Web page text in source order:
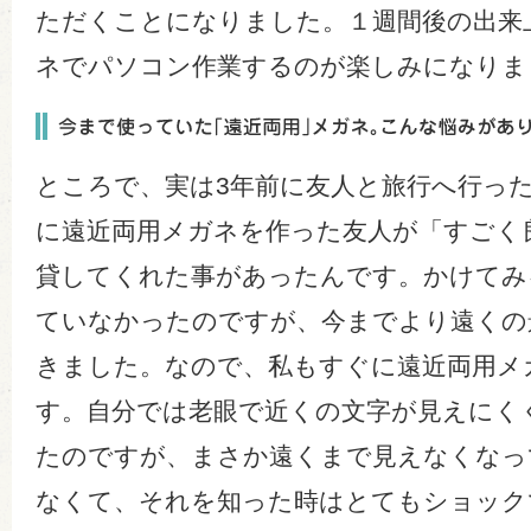
ただくことになりました。１週間後の出
ネでパソコン作業するのが楽しみになり
ところで、実は3年前に友人と旅行へ行っ
に遠近両用メガネを作った友人が「すご
貸してくれた事があったんです。かけて
ていなかったのですが、今までより遠く
きました。なので、私もすぐに遠近両用
す。自分では老眼で近くの文字が見えに
たのですが、まさか遠くまで見えなくな
なくて、それを知った時はとてもショッ